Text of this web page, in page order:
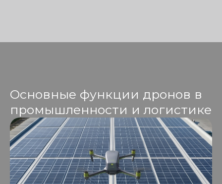
Основные функции дронов в
промышленности и логистике